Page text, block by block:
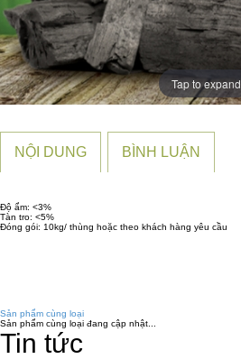
Tap to expand
NỘI DUNG BÌNH LUẬN
Độ ẩm: <3%
Tàn tro: <5%
Đóng gói: 10kg/ thùng hoặc theo khách hàng yêu cầu
Sản phẩm cùng loại
Sản phẩm cùng loại đang cập nhật...
Tin tức